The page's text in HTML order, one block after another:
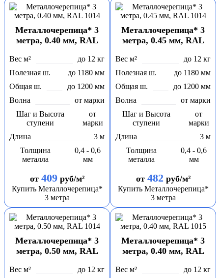
Металлочерепица* 3
метра, 0.40 мм, RAL
Вес м²
до 12 кг
Полезная ш.
до 1180 мм
Общая ш.
до 1200 мм
Волна
от марки
Шаг и Высота
ступени
от
марки
Длина
3 м
Толщина
металла
0,4 - 0,6
мм
от 409руб/м²
Купить Металлочерепица*
3 метра
Металлочерепица* 3
метра, 0.45 мм, RAL
Вес м²
до 12 кг
Полезная ш.
до 1180 мм
Общая ш.
до 1200 мм
Волна
от марки
Шаг и Высота
ступени
от
марки
Длина
3 м
Толщина
металла
0,4 - 0,6
мм
от 482 руб/м²
Купить Металлочерепица*
3 метра
Металлочерепица* 3
метра, 0.50 мм, RAL
Вес м²
до 12 кг
Металлочерепица* 3
метра, 0.40 мм, RAL
Вес м²
до 12 кг